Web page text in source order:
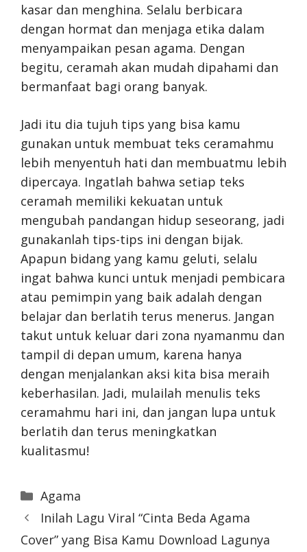
kasar dan menghina. Selalu berbicara
dengan hormat dan menjaga etika dalam
menyampaikan pesan agama. Dengan
begitu, ceramah akan mudah dipahami dan
bermanfaat bagi orang banyak.
Jadi itu dia tujuh tips yang bisa kamu
gunakan untuk membuat teks ceramahmu
lebih menyentuh hati dan membuatmu lebih
dipercaya. Ingatlah bahwa setiap teks
ceramah memiliki kekuatan untuk
mengubah pandangan hidup seseorang, jadi
gunakanlah tips-tips ini dengan bijak.
Apapun bidang yang kamu geluti, selalu
ingat bahwa kunci untuk menjadi pembicara
atau pemimpin yang baik adalah dengan
belajar dan berlatih terus menerus. Jangan
takut untuk keluar dari zona nyamanmu dan
tampil di depan umum, karena hanya
dengan menjalankan aksi kita bisa meraih
keberhasilan. Jadi, mulailah menulis teks
ceramahmu hari ini, dan jangan lupa untuk
berlatih dan terus meningkatkan
kualitasmu!
Categories
Agama
Inilah Lagu Viral “Cinta Beda Agama
Cover” yang Bisa Kamu Download Lagunya